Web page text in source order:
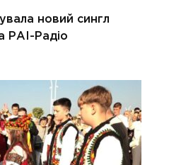
новий сингл
РАІ-Радіо